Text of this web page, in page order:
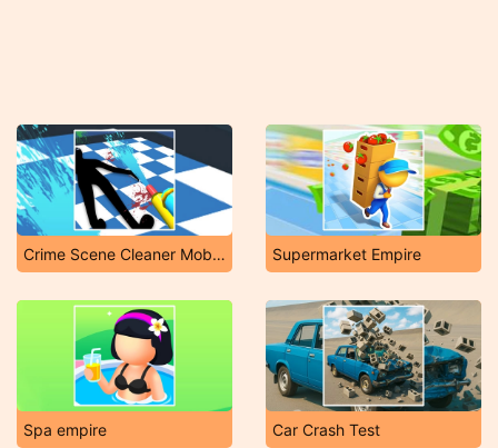
Crime Scene Cleaner Mobile 3D Supermarket Empire
Spa empire Car Crash Test